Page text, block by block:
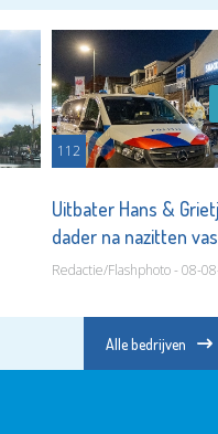
112
Uitbater Hans &
dader na nazitten
Redactie/Flashphoto - 08-
Alle bedrijven